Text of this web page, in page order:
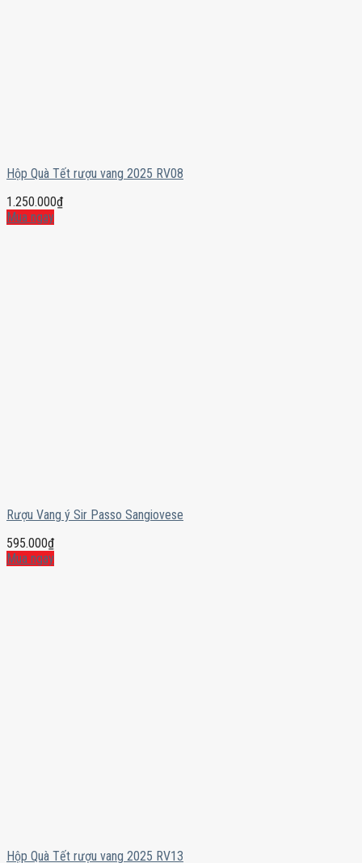
Hộp Quà Tết rượu vang 2025 RV08
1.250.000₫
Mua ngay
Rượu Vang ý Sir Passo Sangiovese
595.000₫
Mua ngay
Hộp Quà Tết rượu vang 2025 RV13